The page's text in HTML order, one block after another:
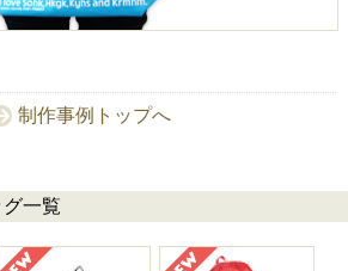
制作事例トップへ
一覧